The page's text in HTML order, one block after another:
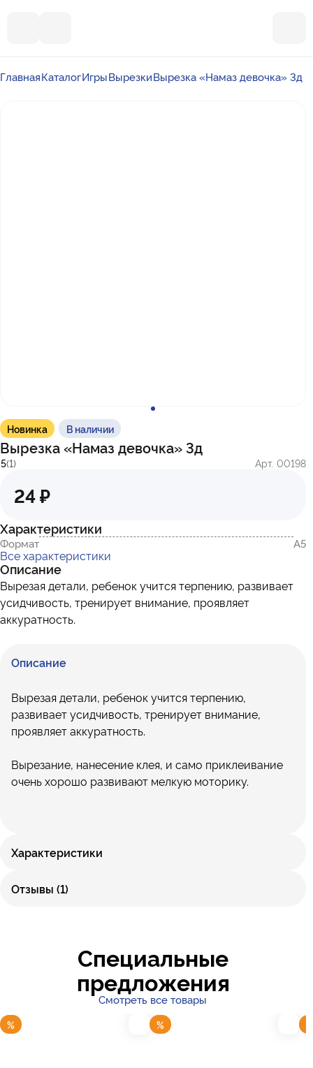
ГлавнаяКаталогИгрыВырезкиВырезка «Намаз девочка» 3д
Новинка В наличии
Вырезка «Намаз девочка» 3д
5(1) Арт. 00198
Характеристики
Формат А5
Все характеристики
Описание
Вырезая детали, ребенок учится терпению, развивает
усидчивость, тренирует внимание, проявляет
аккуратность.
24 ₽
Описание
Вырезая детали, ребенок учится терпению,
развивает усидчивость, тренирует внимание,
проявляет аккуратность.
Вырезание, нанесение клея, и само приклеивание
очень хорошо развивают мелкую моторику.
Характеристики
Отзывы (1)
Специальные
предложения
Смотреть все товары
% %